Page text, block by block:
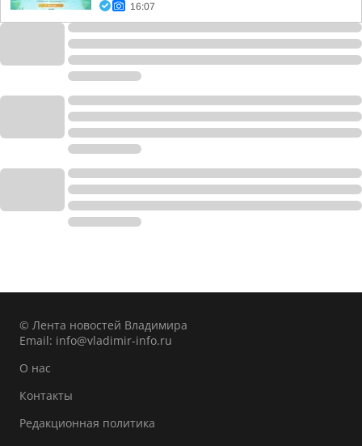
16:07
© Лента новостей Владимира
Email: info@vladimir-info.ru
О нас
Контакты
Редакционная политика